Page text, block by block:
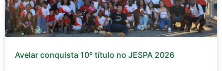
Avelar conquista 10º título no JESPA 2026